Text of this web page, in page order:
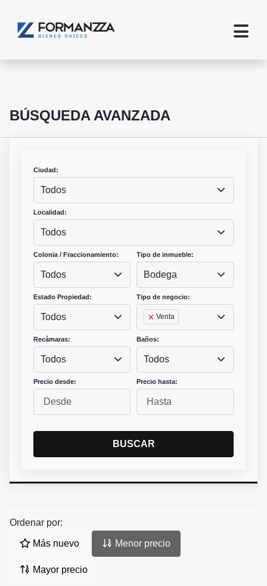
BÚSQUEDA AVANZADA
Ciudad:
Todos
Localidad:
Todos
Colonia / Fraccionamiento:
Todos
Tipo de inmueble:
Bodega
Estado Propiedad:
Todos
Tipo de negocio:
Venta
Recámaras:
Todos
Baños:
Todos
Precio desde: Precio hasta:
BUSCAR
Ordenar por:
Más nuevo Menor precio
Mayor precio